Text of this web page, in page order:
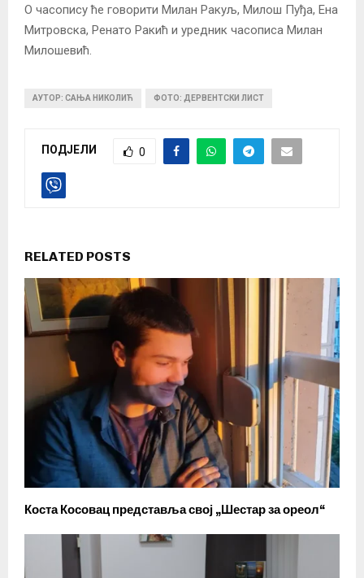
О часопису ће говорити Милан Ракуљ, Милош Пуђа, Ена
Митровска, Ренато Ракић и уредник часописа Милан
Милошевић.
АУТОР: САЊА НИКОЛИЋ ФОТО: ДЕРВЕНТСКИ ЛИСТ
ПОДЈЕЛИ 0
RELATED POSTS
Коста Косовац представља свој „Шестар за ореол“